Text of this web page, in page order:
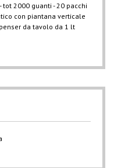
2000 guanti - 20 pacchi
con piantana verticale
da tavolo da 1 lt